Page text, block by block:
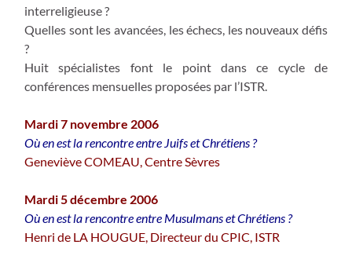
interreligieuse ?
Quelles sont les avancées, les échecs, les nouveaux défis
?
Huit spécialistes font le point dans ce cycle de
conférences mensuelles proposées par l’ISTR.
Mardi 7 novembre 2006
Où en est la rencontre entre Juifs et Chrétiens ?
Geneviève COMEAU, Centre Sèvres
Mardi 5 décembre 2006
Où en est la rencontre entre Musulmans et Chrétiens ?
Henri de LA HOUGUE, Directeur du CPIC, ISTR